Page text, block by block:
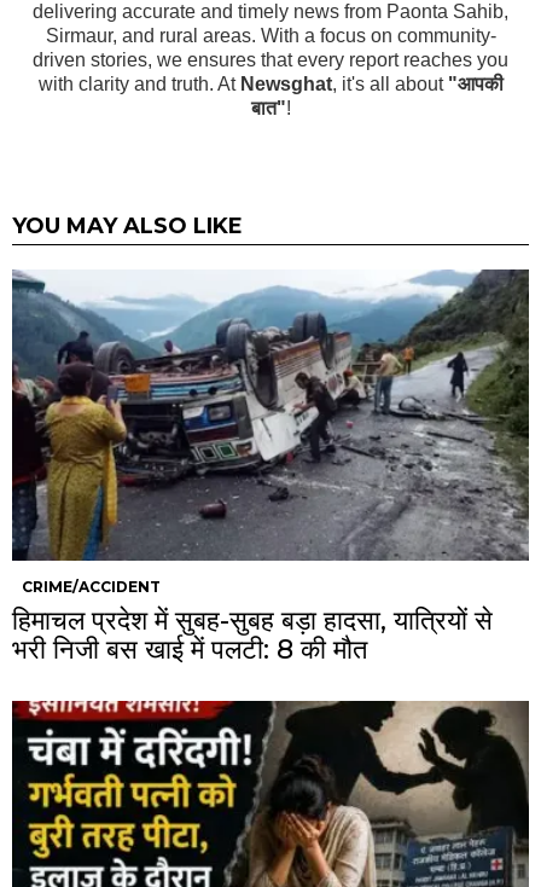
delivering accurate and timely news from Paonta Sahib,
Sirmaur, and rural areas. With a focus on community-
driven stories, we ensures that every report reaches you
with clarity and truth. At Newsghat, it's all about "आपकी
बात"!
YOU MAY ALSO LIKE
CRIME/ACCIDENT
हिमाचल प्रदेश में सुबह-सुबह बड़ा हादसा, यात्रियों से
भरी निजी बस खाई में पलटी: 8 की मौत